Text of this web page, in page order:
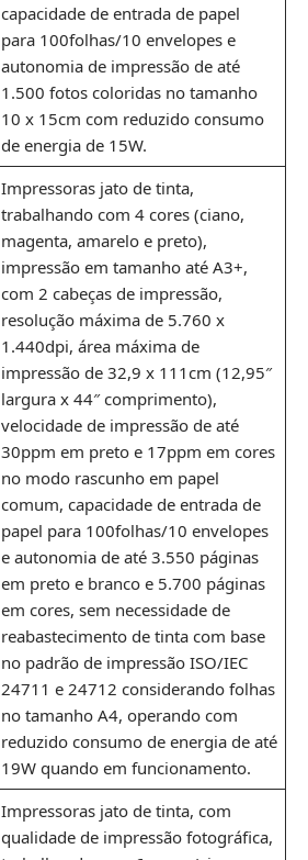
capacidade de entrada de papel
para 100folhas/10 envelopes e
autonomia de impressão de até
1.500 fotos coloridas no tamanho
10 x 15cm com reduzido consumo
de energia de 15W.
Impressoras jato de tinta,
trabalhando com 4 cores (ciano,
magenta, amarelo e preto),
impressão em tamanho até A3+,
com 2 cabeças de impressão,
resolução máxima de 5.760 x
1.440dpi, área máxima de
impressão de 32,9 x 111cm (12,95″
largura x 44″ comprimento),
velocidade de impressão de até
30ppm em preto e 17ppm em cores
no modo rascunho em papel
comum, capacidade de entrada de
papel para 100folhas/10 envelopes
e autonomia de até 3.550 páginas
em preto e branco e 5.700 páginas
em cores, sem necessidade de
reabastecimento de tinta com base
no padrão de impressão ISO/IEC
24711 e 24712 considerando folhas
no tamanho A4, operando com
reduzido consumo de energia de até
19W quando em funcionamento.
Impressoras jato de tinta, com
qualidade de impressão fotográfica,